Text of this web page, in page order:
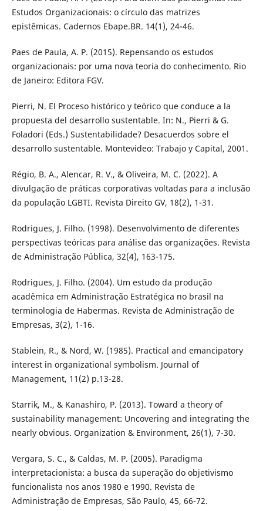
Estudos Organizacionais: o círculo das matrizes
epistêmicas. Cadernos Ebape.BR. 14(1), 24-46.
Paes de Paula, A. P. (2015). Repensando os estudos
organizacionais: por uma nova teoria do conhecimento. Rio
de Janeiro: Editora FGV.
Pierri, N. El Proceso histórico y teórico que conduce a la
propuesta del desarrollo sustentable. In: N., Pierri & G.
Foladori (Eds.) Sustentabilidade? Desacuerdos sobre el
desarrollo sustentable. Montevideo: Trabajo y Capital, 2001.
Régio, B. A., Alencar, R. V., & Oliveira, M. C. (2022). A
divulgação de práticas corporativas voltadas para a inclusão
da população LGBTI. Revista Direito GV, 18(2), 1-31.
Rodrigues, J. Filho. (1998). Desenvolvimento de diferentes
perspectivas teóricas para análise das organizações. Revista
de Administração Pública, 32(4), 163-175.
Rodrigues, J. Filho. (2004). Um estudo da produção
acadêmica em Administração Estratégica no brasil na
terminologia de Habermas. Revista de Administração de
Empresas, 3(2), 1-16.
Stablein, R., & Nord, W. (1985). Practical and emancipatory
interest in organizational symbolism. Journal of
Management, 11(2) p.13-28.
Starrik, M., & Kanashiro, P. (2013). Toward a theory of
sustainability management: Uncovering and integrating the
nearly obvious. Organization & Environment, 26(1), 7-30.
Vergara, S. C., & Caldas, M. P. (2005). Paradigma
interpretacionista: a busca da superação do objetivismo
funcionalista nos anos 1980 e 1990. Revista de
Administração de Empresas, São Paulo, 45, 66-72.